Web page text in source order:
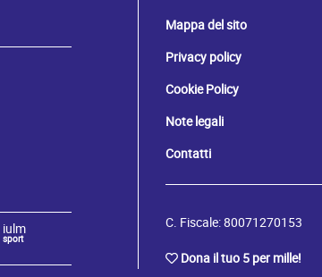
iulm
sport
Mappa del sito
Privacy policy
Cookie Policy
Note legali
Contatti
C. Fiscale: 80071270153
Dona il tuo 5 per mille!